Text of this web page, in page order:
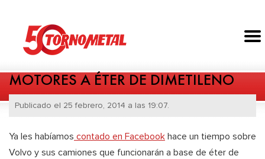
MOTORES A ÉTER DE DIMETILENO
Publicado el 25 febrero, 2014 a las 19:07.
Ya les habíamos contado en Facebook hace un tiempo sobre
Volvo y sus camiones que funcionarán a base de éter de